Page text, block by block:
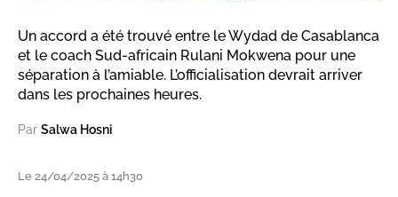
Un accord a été trouvé entre le Wydad de Casablanca
et le coach Sud-africain Rulani Mokwena pour une
séparation à l’amiable. L’officialisation devrait arriver
dans les prochaines heures.
Par Salwa Hosni
Le 24/04/2025 à 14h30